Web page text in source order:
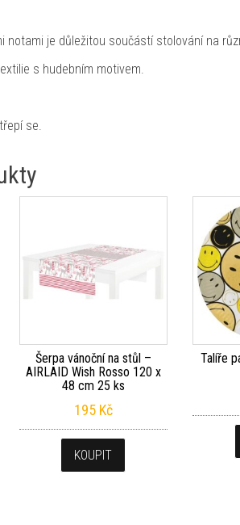
notami je důležitou součástí stolování na
s hudebním motivem.
se.
Šerpa vánoční na stůl –
AIRLAID Wish Rosso 120 x
48 cm 25 ks
195 Kč
KOUPIT
Talíře